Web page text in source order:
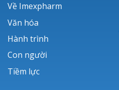
Về Imexpharm
Văn hóa
Hành trình
Con người
Tiềm lực